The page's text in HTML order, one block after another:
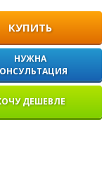
КУПИТЬ
НУЖНА
ДЕШЕВЛЕ